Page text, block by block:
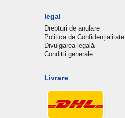
legal
Drepturi de anulare
Politica de Confidențialitate
Divulgarea legală
Conditii generale
Livrare